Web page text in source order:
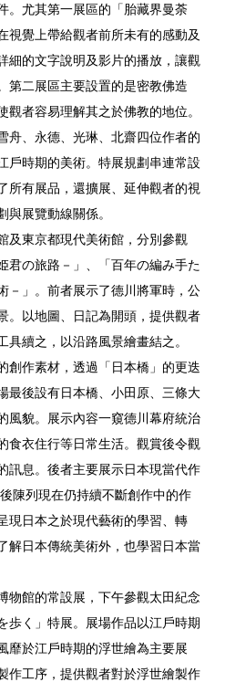
。尤其第一展區的「胎藏界曼荼
視覺上帶給觀者前所未有的感動及
細的文字說明及影片的播放，讓觀
第二展區主要設置的是密教佛造
者容易理解其之於佛教的地位。
舟、永德、光琳、北齋四位作者的
戶時期的美術。特展規劃串連常設
所有展品，還擴展、延伸觀者的視
展覽動線關係。
東京都現代美術館，分別參觀
君の旅路－」、「百年の編み手た
－」。前者展示了德川將軍時，公
。以地圖、日記為開頭，提供觀者
續之，以沿路風景繪畫結之。
創作素材，透過「日本橋」的更迭
最後設有日本橋、小田原、三條大
風貌。展示內容一窺德川幕府統治
食衣住行等日常生活。觀賞後令觀
訊息。後者主要展示日本現當代作
陳列現在仍持續不斷創作中的作
現日本之於現代藝術的學習、轉
解日本傳統美術外，也學習日本當
館的常設展，下午參觀太田紀念
歩く」特展。展場作品以江戶時期
靡於江戶時期的浮世繪為主要展
作工序，提供觀者對於浮世繪製作